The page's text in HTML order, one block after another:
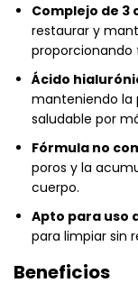
Complejo de 3
restaurar y
proporcionando
Ácido
manteniendo la
saludable por
Fórmula no
poros y la
cuerpo.
Apto para uso
para limpiar sin
Beneficios